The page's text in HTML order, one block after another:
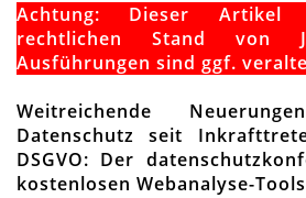
Achtung: Dieser Artikel
rechtlichen Stand von
Ausführungen sind ggf.
Weitreichende
Datenschutz seit
DSGVO: Der
kostenlosen Webanalyse-